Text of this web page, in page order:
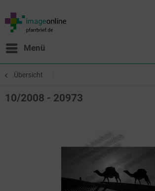
Menü
Übersicht
10/2008 - 20973